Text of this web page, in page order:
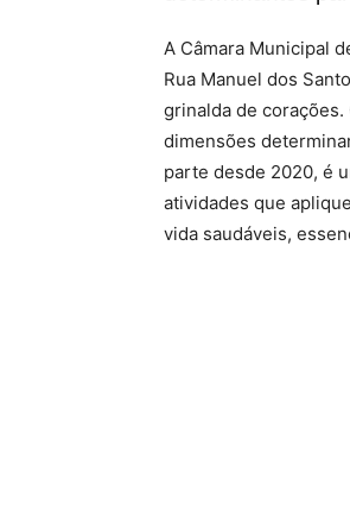
A Câmara Municipal
Rua Manuel dos
grinalda de
dimensões
parte desde 2020, é
atividades que
vida saudáveis,